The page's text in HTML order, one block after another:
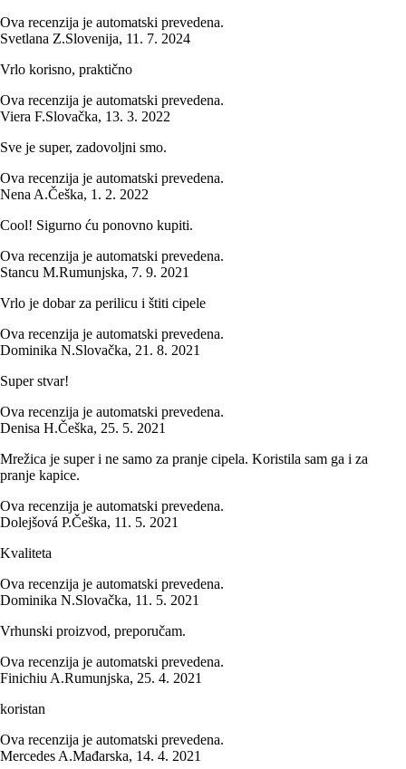
Ova recenzija je automatski prevedena.
Svetlana Z.Slovenija, 11. 7. 2024
Vrlo korisno, praktično
Ova recenzija je automatski prevedena.
Viera F.Slovačka, 13. 3. 2022
Sve je super, zadovoljni smo.
Ova recenzija je automatski prevedena.
Nena A.Češka, 1. 2. 2022
Cool! Sigurno ću ponovno kupiti.
Ova recenzija je automatski prevedena.
Stancu M.Rumunjska, 7. 9. 2021
Vrlo je dobar za perilicu i štiti cipele
Ova recenzija je automatski prevedena.
Dominika N.Slovačka, 21. 8. 2021
Super stvar!
Ova recenzija je automatski prevedena.
Denisa H.Češka, 25. 5. 2021
Mrežica je super i ne samo za pranje cipela. Koristila sam ga i za
pranje kapice.
Ova recenzija je automatski prevedena.
Dolejšová P.Češka, 11. 5. 2021
Kvaliteta
Ova recenzija je automatski prevedena.
Dominika N.Slovačka, 11. 5. 2021
Vrhunski proizvod, preporučam.
Ova recenzija je automatski prevedena.
Finichiu A.Rumunjska, 25. 4. 2021
koristan
Ova recenzija je automatski prevedena.
Mercedes A.Mađarska, 14. 4. 2021